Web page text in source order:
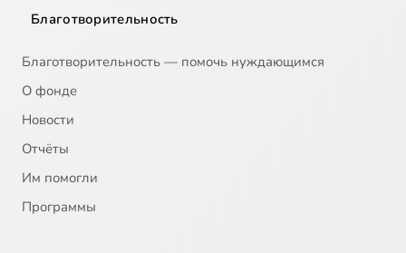
Благотворительность
Благотворительность — помочь нуждающимся
О фонде
Новости
Отчёты
Им помогли
Программы